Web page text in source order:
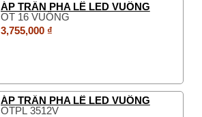
ÁP TRẦN PHA LÊ LED VUÔNG
OT 16 VUÔNG
3,755,000 ₫
ÁP TRẦN PHA LÊ LED VUÔNG
OTPL 3512V